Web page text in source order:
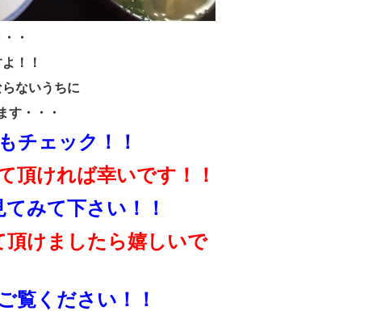
・
！！
ないうちに
す・・・
チェック！！
ければ幸いです！！
みて下さい！！
けましたら嬉しいで
覧ください！！